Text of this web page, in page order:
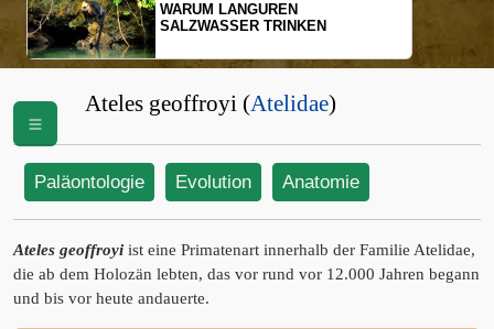
WARUM LANGUREN
SALZWASSER TRINKEN
Ateles geoffroyi (Atelidae)
Paläontologie Evolution Anatomie
Ateles geoffroyi ist eine Primatenart innerhalb der Familie Atelidae,
die ab dem Holozän lebten, das vor rund vor 12.000 Jahren begann
und bis vor heute andauerte.